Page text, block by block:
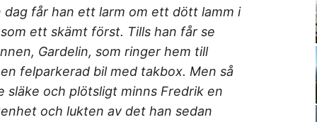
dag får han ett larm om ett dött lamm i
ett skämt först. Tills han får se
Gardelin, som ringer hem till
felparkerad bil med takbox. Men så
och plötsligt minns Fredrik en
och lukten av det han sedan